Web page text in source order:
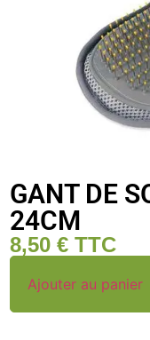
GANT DE
24CM
8,50€ TTC
Ajouter au panier